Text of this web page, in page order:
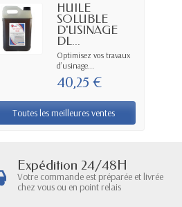
HUILE
SOLUBLE
D'USINAGE
DL...
Optimisez vos travaux
d’usinage...
40,25 €
Toutes les meilleures ventes
Expédition 24/48H
Votre commande est préparée et livrée
chez vous ou en point relais